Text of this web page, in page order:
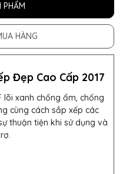
PHẨM
HÀNG
Đẹp Cao Cấp 2017
lõi xanh chống ẩm, chống
cùng cách sắp xếp các
thuận tiện khi sử dụng và